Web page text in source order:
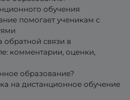
обучения
помогает ученикам с
обратной связи в
комментарии, оценки,
образование?
на дистанционное обучение